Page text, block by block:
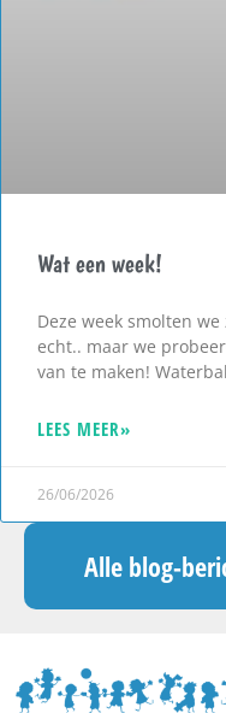
Wat een week!
Deze week smolten
echt.. maar we
van te maken!
LEES MEER»
26/06/2026
Alle blog-